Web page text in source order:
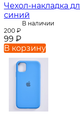
Чехол-накладка
синий
В наличии
200 ₽
99 ₽
В корзину